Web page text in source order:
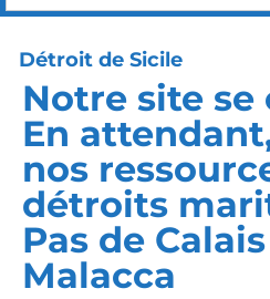
Détroit de Sicile
Notre site
En
nos
détroits
Pas de
Malacca